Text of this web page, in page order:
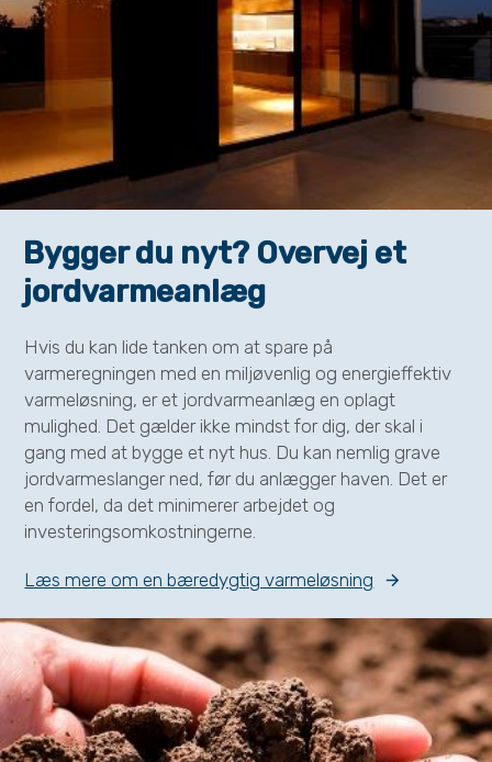
Bygger du nyt? Overvej et
jordvarmeanlæg
Hvis du kan lide tanken om at spare på
varmeregningen med en miljøvenlig og energieffektiv
varmeløsning, er et jordvarmeanlæg en oplagt
mulighed. Det gælder ikke mindst for dig, der skal i
gang med at bygge et nyt hus. Du kan nemlig grave
jordvarmeslanger ned, før du anlægger haven. Det er
en fordel, da det minimerer arbejdet og
investeringsomkostningerne.
Læs mere om en bæredygtig varmeløsning